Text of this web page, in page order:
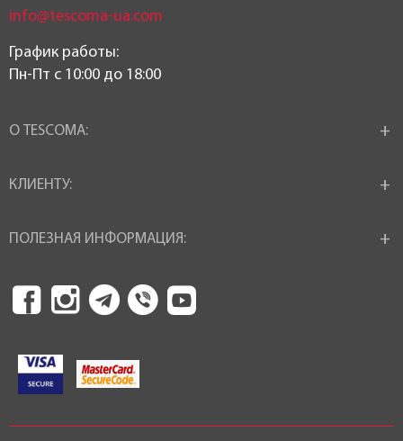
info@tescoma-ua.com
График работы:
Пн-Пт c 10:00 до 18:00
О TESCOMA:
КЛИЕНТУ:
ПОЛЕЗНАЯ ИНФОРМАЦИЯ: